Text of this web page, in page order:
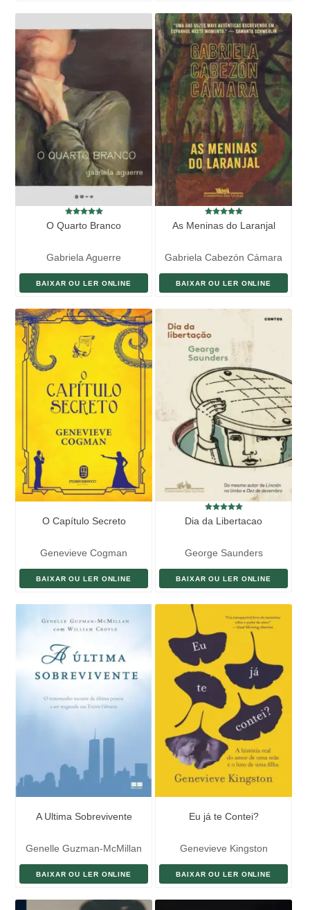
O Quarto Branco
Gabriela Aguerre
BAIXAR OU LER ONLINE
As Meninas do Laranjal
Gabriela Cabezón Cámara
BAIXAR OU LER ONLINE
O Capítulo Secreto
Genevieve Cogman
BAIXAR OU LER ONLINE
Dia da Libertacao
George Saunders
BAIXAR OU LER ONLINE
A Ultima Sobrevivente
Genelle Guzman-McMillan
BAIXAR OU LER ONLINE
Eu já te Contei?
Genevieve Kingston
BAIXAR OU LER ONLINE